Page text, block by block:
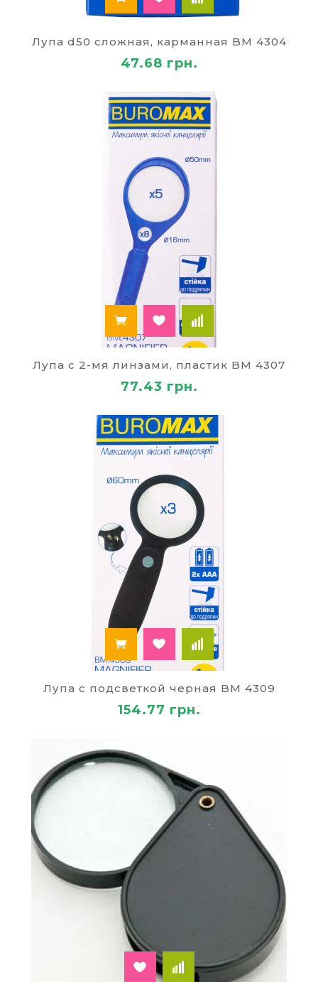
Лупа d50 сложная, карманная BM 4304
47.68 грн.
Лупа с 2-мя линзами, пластик BM 4307
77.43 грн.
Лупа с подсветкой черная BM 4309
154.77 грн.